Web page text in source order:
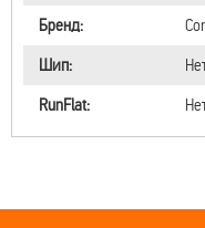
Бренд:
Шип:
RunFlat: